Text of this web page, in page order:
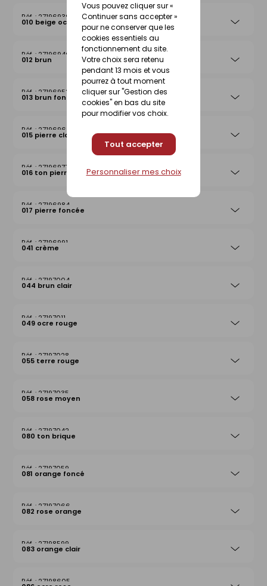
Vous pouvez cliquer sur «
Continuer sans accepter »
pour ne conserver que les
cookies essentiels au
fonctionnement du site.
Votre choix sera retenu
pendant 13 mois et vous
pourrez à tout moment
cliquer sur "Gestion des
cookies" en bas du site
pour modifier vos choix.
Tout accepter
Personnaliser mes choix
27196939
010 beige ocre
27196946
012 brun
27196953
013 brun foncé
27196960
015 pierre claire
27196977
016 ton pierre
27196984
017 pierre foncée
27196991
041 crème
27197004
044 brun clair
27197011
049 ocre rouge
27197028
055 terre rouge
27197035
058 rose moyen
27197042
080 ton brique
27197059
081 orange foncé
27197066
082 rose orange
27198599
083 orange clair
27198605